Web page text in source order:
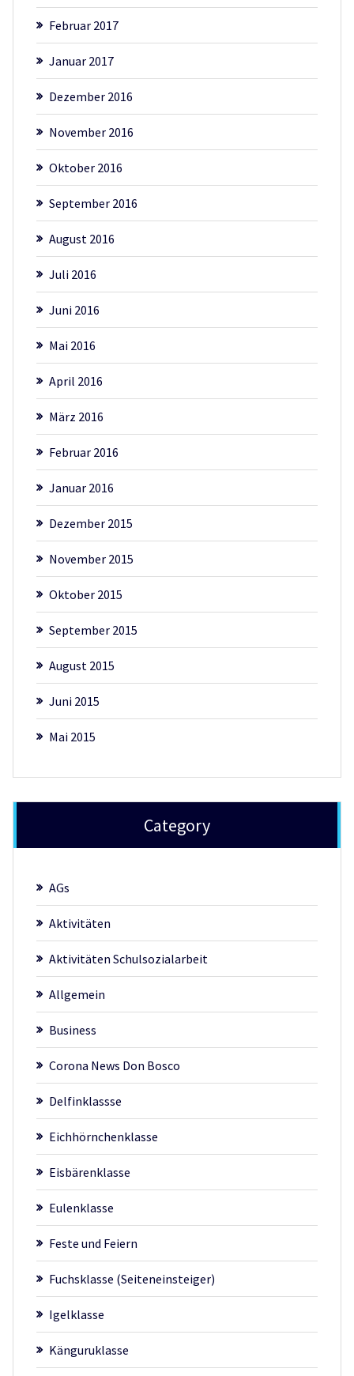
Februar 2017
Januar 2017
Dezember 2016
November 2016
Oktober 2016
September 2016
August 2016
Juli 2016
Juni 2016
Mai 2016
April 2016
März 2016
Februar 2016
Januar 2016
Dezember 2015
November 2015
Oktober 2015
September 2015
August 2015
Juni 2015
Mai 2015
Category
AGs
Aktivitäten
Aktivitäten Schulsozialarbeit
Allgemein
Business
Corona News Don Bosco
Delfinklassse
Eichhörnchenklasse
Eisbärenklasse
Eulenklasse
Feste und Feiern
Fuchsklasse (Seiteneinsteiger)
Igelklasse
Känguruklasse